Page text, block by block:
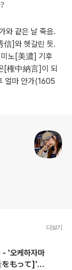
와 같은 날 죽음.
信]와 헷갈린 듯.
노[美濃] 기후
[権中納言]이 되
얼마 안가(1605
더보기
'오케하자마
をもって]'에